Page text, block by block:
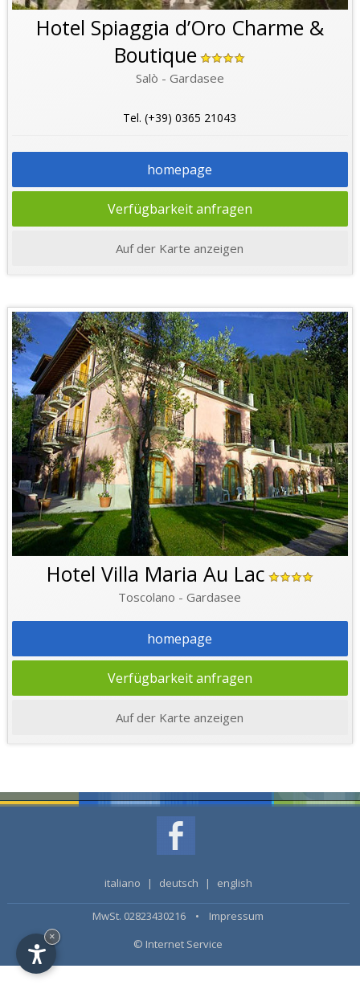
Hotel Spiaggia d’Oro Charme &
Boutique
Salò - Gardasee
Tel. (+39) 0365 21043
homepage
Verfügbarkeit anfragen
Auf der Karte anzeigen
Hotel Villa Maria Au Lac
Toscolano - Gardasee
homepage
Verfügbarkeit anfragen
Auf der Karte anzeigen
italiano | deutsch | english
MwSt. 02823430216 • Impressum
© Internet Service
×